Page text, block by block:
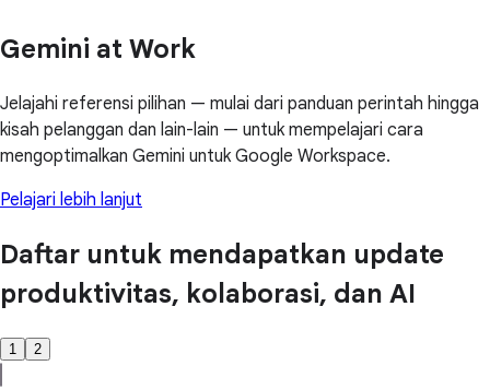
Gemini at Work
Jelajahi referensi pilihan — mulai dari panduan perintah hingga
kisah pelanggan dan lain-lain — untuk mempelajari cara
mengoptimalkan Gemini untuk Google Workspace.
Pelajari lebih lanjut
Daftar untuk mendapatkan update
produktivitas, kolaborasi, dan AI
1 2